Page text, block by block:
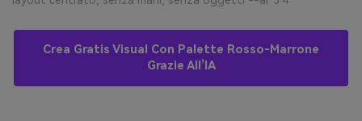
Crea Gratis Visual Con Palette Rosso-Marrone
Grazie All’IA